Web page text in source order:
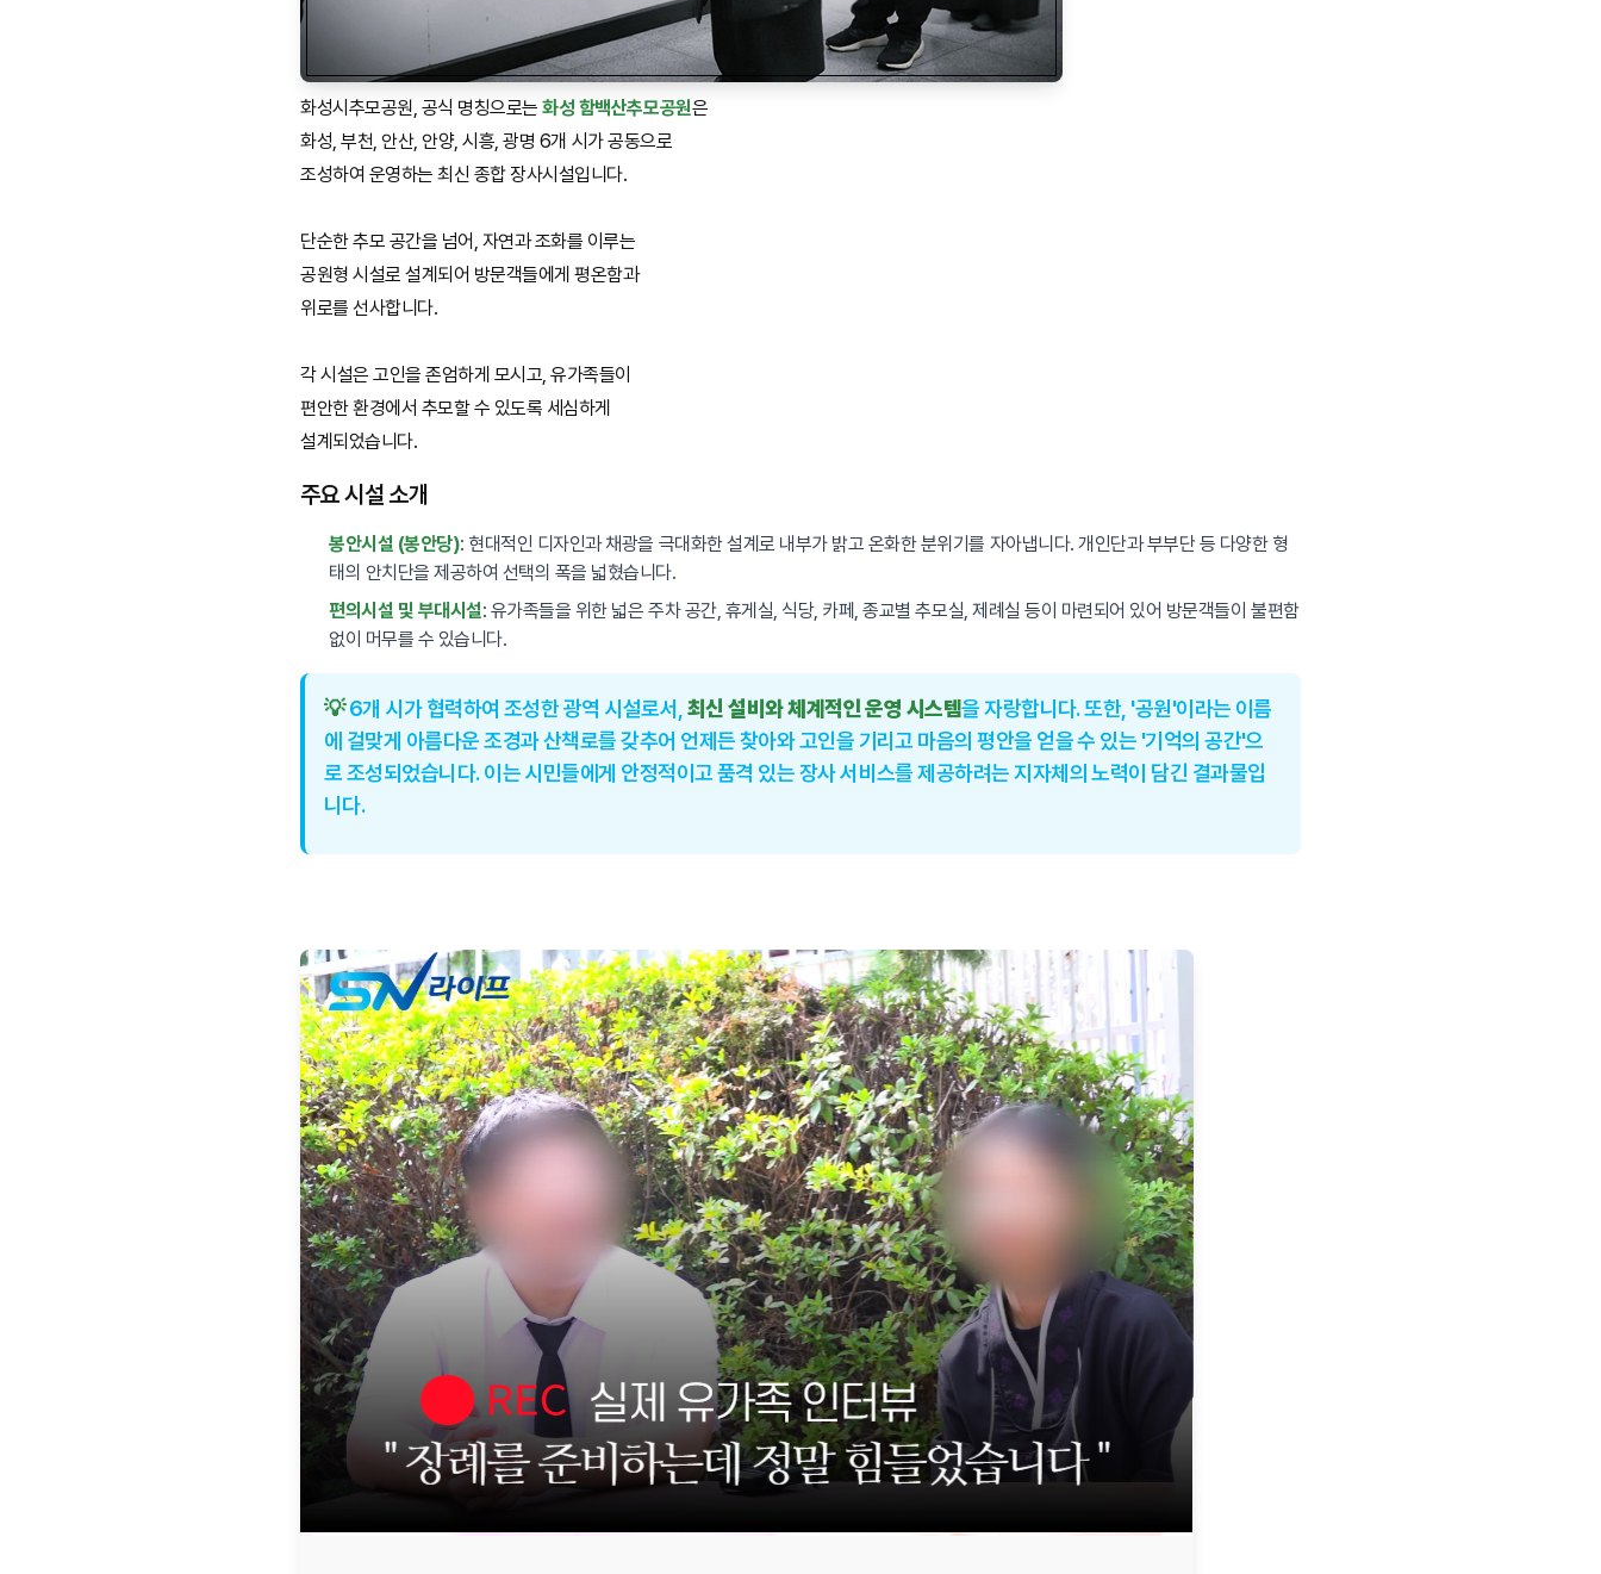
화성시추모공원, 공식 명칭으로는화성 함백산추모공원은
화성, 부천, 안산, 안양, 시흥, 광명 6개 시가 공동으로
조성하여 운영하는 최신 종합 장사시설입니다.
단순한 추모 공간을 넘어, 자연과 조화를 이루는
공원형 시설로 설계되어 방문객들에게 평온함과
위로를 선사합니다.
각 시설은 고인을 존엄하게 모시고, 유가족들이
편안한 환경에서 추모할 수 있도록 세심하게
설계되었습니다.
주요 시설 소개
봉안시설 (봉안당): 현대적인 디자인과 채광을 극대화한 설계로 내부가 밝고 온화한 분위기를 자아냅니다. 개인단과 부부단 등 다양한 형
태의 안치단을 제공하여 선택의 폭을 넓혔습니다.
편의시설 및 부대시설: 유가족들을 위한 넓은 주차 공간, 휴게실, 식당, 카페, 종교별 추모실, 제례실 등이 마련되어 있어 방문객들이 불편함
없이 머무를 수 있습니다.
💡6개 시가 협력하여 조성한 광역 시설로서, 최신 설비와 체계적인 운영 시스템을 자랑합니다. 또한, '공원'이라는 이름
에 걸맞게 아름다운 조경과 산책로를 갖추어 언제든 찾아와 고인을 기리고 마음의 평안을 얻을 수 있는 '기억의 공간'으
로 조성되었습니다. 이는 시민들에게 안정적이고 품격 있는 장사 서비스를 제공하려는 지자체의 노력이 담긴 결과물입
니다.